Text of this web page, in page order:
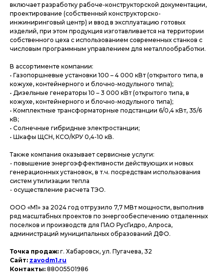
включает разработку рабоче-конструкторской документации,
проектирование (собственный конструкторско-
инжиниринговый центр) и ввод в эксплуатацию готовых
изделий, при этом продукция изготавливается на территории
собственного цеха с использованием современных станков с
числовым программным управлением для металлообработки.
В ассортименте компании:
• Газопоршневые установки 100 – 4 000 кВт (открытого типа, в
кожухе, контейнерного и блочно-модульного типа);
• Дизельные генераторы 10 – 3 000 кВт (открытого типа, в
кожухе, контейнерного и блочно-модульного типа);
• Комплектные трансформаторные подстанции 6/0,4 кВт, 35/6
кВ;
• Солнечные гибридные электростанции;
• Шкафы ЩСН, КСО/КРУ 0,4-10 кВ.
Также компания оказывает сервисные услуги:
- повышение энергоэффективности действующих и новых
генерационных установок, в т.ч. посредствам использования
систем утилизации тепла
- осуществление расчета ТЭО.
ООО «М1» за 2024 год отгрузило 7,7 МВт мощности, выполнив
ряд масштабных проектов по энергообеспечению отдаленных
поселков и производств для ПАО РусГидро, Алроса,
администраций муниципальных образований ДФО.
Точка продаж: г. Хабаровск, ул. Пугачева, 32
Сайт: zavodm1.ru
Контакты: 88005501986